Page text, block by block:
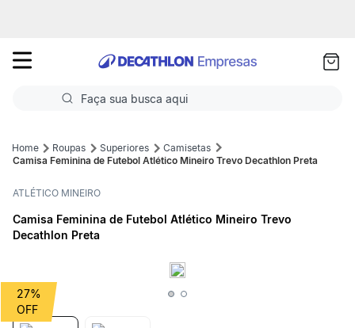
Faça sua busca aqui
3ºBasquete
5 Futebol Campo
Roupas Superiores
Camisetas
Camisa Feminina de Futebol Atlético Mineiro Trevo Decathlon Preta
ATLÉTICO MINEIRO
Camisa Feminina de Futebol Atlético Mineiro Trevo
Decathlon Preta
27%